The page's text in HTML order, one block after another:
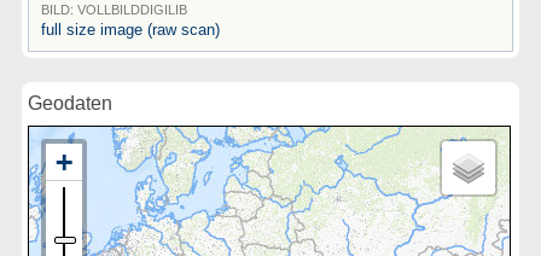
BILD: VOLLBILDDIGILIB
full size image (raw scan)
Geodaten